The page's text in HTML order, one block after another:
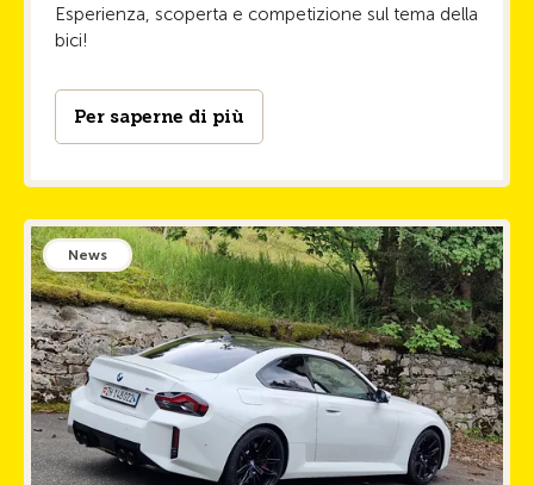
Esperienza, scoperta e competizione sul tema della
bici!
Per saperne di più
News